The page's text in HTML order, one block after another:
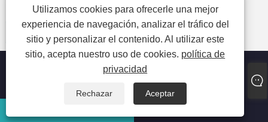
Utilizamos cookies para ofrecerle una mejor
experiencia de navegación, analizar el tráfico del
sitio y personalizar el contenido. Al utilizar este
sitio, acepta nuestro uso de cookies. política de
privacidad
Rechazar
Aceptar
Copyright © 2023 Haining Bloom Advance Tarpaulin Co., Ltd.
Todos los derechos reservados.